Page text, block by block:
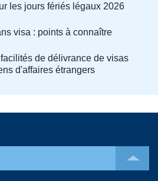
les jours fériés légaux 2026
visa : points à connaître
de délivrance de visas
d'affaires étrangers